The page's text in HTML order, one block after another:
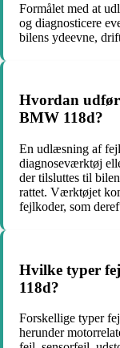
Formålet med at
og diagnosticere
bilens ydeevne,
Hvordan
BMW 118d?
En udlæsning af
diagnoseværktøj
der tilsluttes til
rattet. Værktøjet
fejlkoder, som
Hvilke typer
118d?
Forskellige typer
herunder